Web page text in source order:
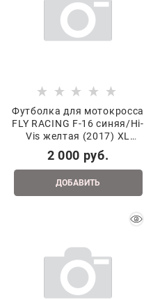
Футболка для мотокросса
FLY RACING F-16 синяя/Hi-
Vis желтая (2017) XL
140126-713-3342
2 000 руб.
ДОБАВИТЬ